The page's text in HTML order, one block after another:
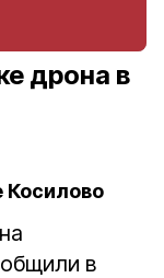
дрона в
Косилово
в